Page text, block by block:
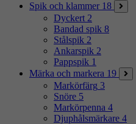
Spik och klammer 18
Dyckert 2
Bandad spik 8
Stålspik 2
Ankarspik 2
Pappspik 1
Märka och markera 19
Markörfärg 3
Snöre 5
Markörpenna 4
Djuphålsmärkare 4